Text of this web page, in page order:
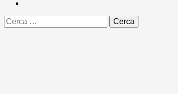
Ricerca
per: